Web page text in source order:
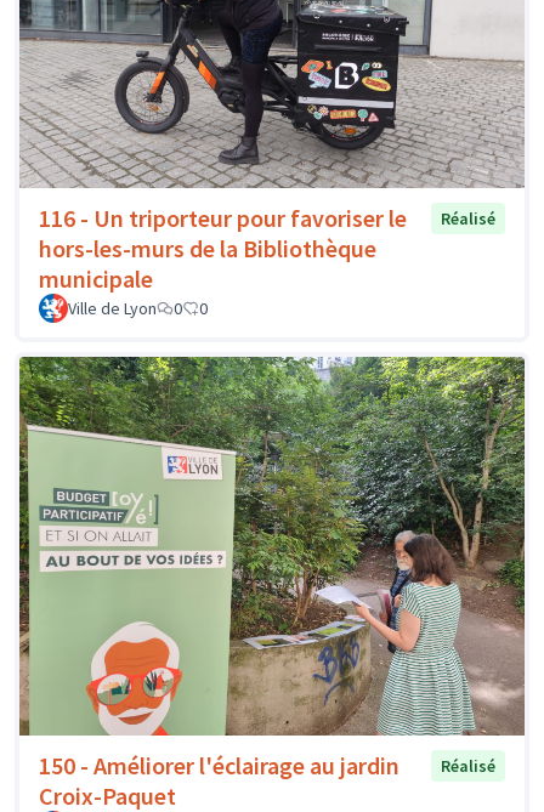
116 - Un triporteur pour favoriser le
hors-les-murs de la Bibliothèque
municipale
Réalisé
Ville de Lyon 0 0
150 - Améliorer l'éclairage au jardin
Croix-Paquet
Réalisé